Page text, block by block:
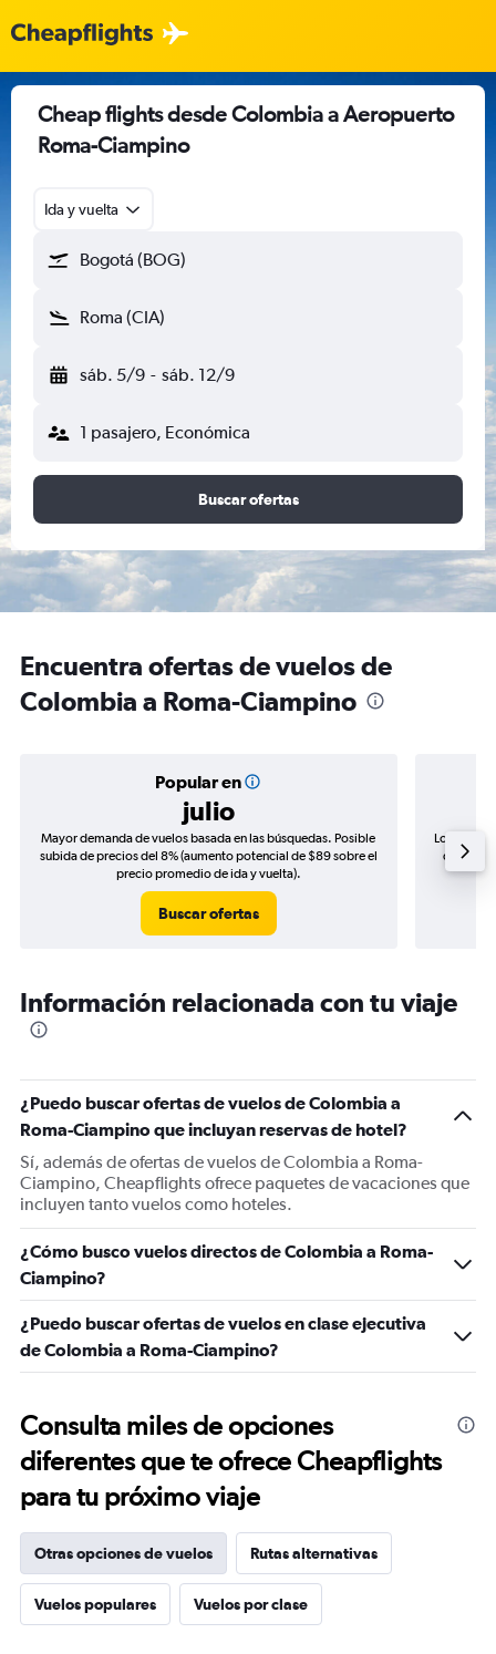
Cheap flights desde Colombia a Aeropuerto
Roma-Ciampino
Ida y vuelta
Bogotá (BOG)
Roma (CIA)
sáb. 5/9 - sáb. 12/9
1 pasajero, Económica
Buscar ofertas
Encuentra ofertas de vuelos de
Colombia a Roma-Ciampino
Popular en
julio
Mayor demanda de vuelos basada en las búsquedas. Posible
subida de precios del 8% (aumento potencial de $89 sobre el
precio promedio de ida y vuelta).
Buscar ofertas
Los
de
Información relacionada con tu viaje
¿Puedo buscar ofertas de vuelos de Colombia a
Roma-Ciampino que incluyan reservas de hotel?
Sí, además de ofertas de vuelos de Colombia a Roma-
Ciampino, Cheapflights ofrece paquetes de vacaciones que
incluyen tanto vuelos como hoteles.
¿Cómo busco vuelos directos de Colombia a Roma-
Ciampino?
¿Puedo buscar ofertas de vuelos en clase ejecutiva
de Colombia a Roma-Ciampino?
Consulta miles de opciones
diferentes que te ofrece Cheapflights
para tu próximo viaje
Otras opciones de vuelos Rutas alternativas
Vuelos populares Vuelos por clase